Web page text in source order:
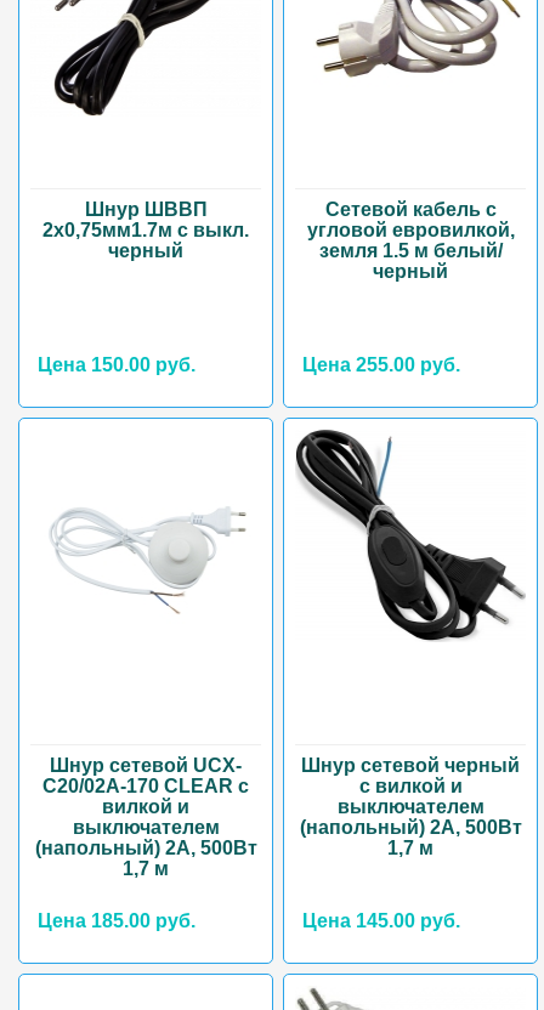
Шнур ШВВП
2х0,75мм1.7м с выкл.
черный
Цена 150.00 руб.
Сетевой кабель с
угловой евровилкой,
земля 1.5 м белый/
черный
Цена 255.00 руб.
Шнур сетевой UCX-
C20/02A-170 CLEAR с
вилкой и
выключателем
(напольный) 2А, 500Вт
1,7 м
Цена 185.00 руб.
Шнур сетевой черный
с вилкой и
выключателем
(напольный) 2А, 500Вт
1,7 м
Цена 145.00 руб.